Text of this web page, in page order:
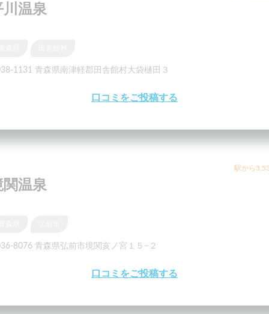
川温泉
1131 青森県南津軽郡田舎館村大袋樋田３
口コミをご投稿する
駅から
関温泉
8076 青森県弘前市境関亥ノ宮１５−２
口コミをご投稿する